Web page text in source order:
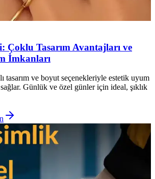
Çoklu Tasarım Avantajları ve
İmkanları
tasarım ve boyut seçenekleriyle estetik uyum
Günlük ve özel günler için ideal, şıklık